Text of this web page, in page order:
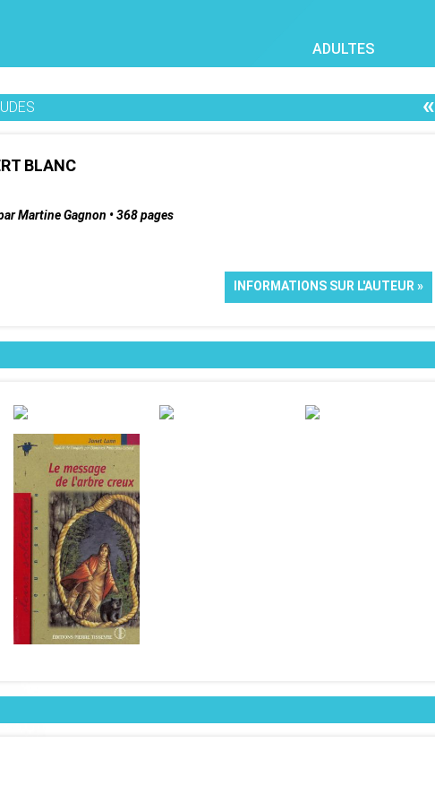
ADULTES
«
BLANC
Martine Gagnon • 368 pages
INFORMATIONS SUR L'AUTEUR »